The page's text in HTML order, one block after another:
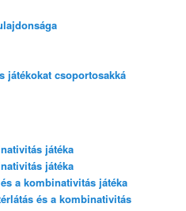
játékokat csoportosakká
játéka
játéka
a kombinativitás játéka
és a kombinativitás